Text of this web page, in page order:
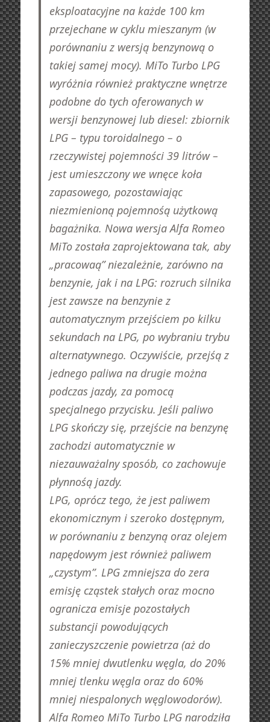
eksploatacyjne na każde 100 km
przejechane w cyklu mieszanym (w
porównaniu z wersją benzynową o
takiej samej mocy). MiTo Turbo LPG
wyróżnia również praktyczne wnętrze
podobne do tych oferowanych w
wersji benzynowej lub diesel: zbiornik
LPG – typu toroidalnego – o
rzeczywistej pojemności 39 litrów –
jest umieszczony we wnęce koła
zapasowego, pozostawiając
niezmienioną pojemnośą użytkową
bagażnika. Nowa wersja Alfa Romeo
MiTo została zaprojektowana tak, aby
„pracowaą” niezależnie, zarówno na
benzynie, jak i na LPG: rozruch silnika
jest zawsze na benzynie z
automatycznym przejściem po kilku
sekundach na LPG, po wybraniu trybu
alternatywnego. Oczywiście, przejśą z
jednego paliwa na drugie można
podczas jazdy, za pomocą
specjalnego przycisku. Jeśli paliwo
LPG skończy się, przejście na benzynę
zachodzi automatycznie w
niezauważalny sposób, co zachowuje
płynnośą jazdy.
LPG, oprócz tego, że jest paliwem
ekonomicznym i szeroko dostępnym,
w porównaniu z benzyną oraz olejem
napędowym jest również paliwem
„czystym”. LPG zmniejsza do zera
emisję cząstek stałych oraz mocno
ogranicza emisje pozostałych
substancji powodujących
zanieczyszczenie powietrza (aż do
15% mniej dwutlenku węgla, do 20%
mniej tlenku węgla oraz do 60%
mniej niespalonych węglowodorów).
Alfa Romeo MiTo Turbo LPG narodziła